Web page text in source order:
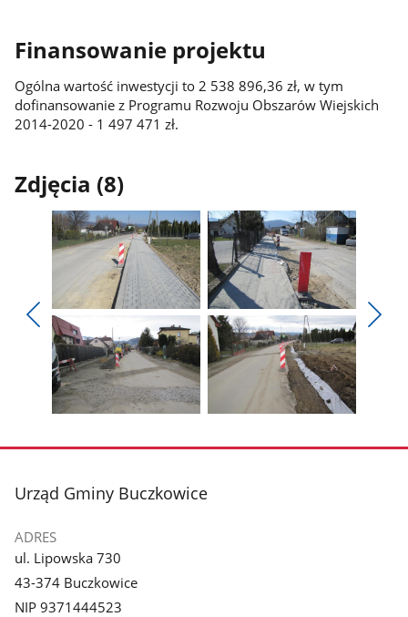
Finansowanie projektu
Ogólna wartość inwestycji to 2 538 896,36 zł, w tym
dofinansowanie z Programu Rozwoju Obszarów Wiejskich
2014-2020 - 1 497 471 zł.
Zdjęcia (8)
Pokaż
poprzednie
zdjęcia
Pokaż
zdjęcie
1
z
galerii.
Pokaż
zdjęcie
2
z
galerii.
galerii.
stopka
Urząd Gminy Buczkowice
ADRES
ul. Lipowska 730
43-374 Buczkowice
NIP 9371444523